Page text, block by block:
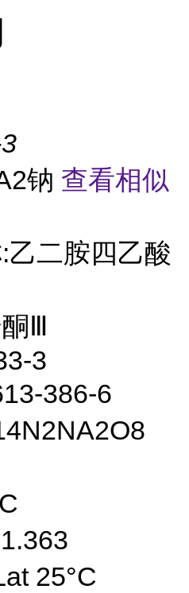
钠 查看相似
乙二胺四乙酸
Ⅲ
3
386-6
25°C